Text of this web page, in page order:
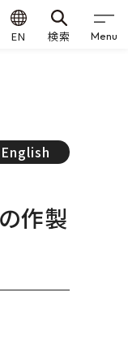
EN 検索 Menu
English
作製